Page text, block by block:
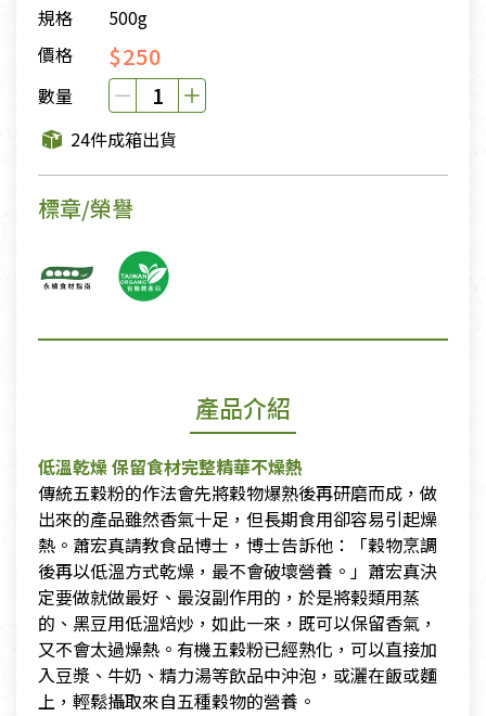
規格
500g
價格
$250
數量
24件成箱出貨
標章/榮譽
產品介紹
低溫乾燥 保留食材完整精華不燥熱
​傳統五穀粉的作法會先將穀物爆熟後再研磨而成，做
出來的產品雖然香氣十足，但長期食用卻容易引起燥
熱。蕭宏真請教食品博士，博士告訴他：「穀物烹調
後再以低溫方式乾燥，最不會破壞營養。」蕭宏真決
定要做就做最好、最沒副作用的，於是將榖類用蒸
的、黑豆用低溫焙炒，如此一來，既可以保留香氣，
又不會太過燥熱。有機五穀粉已經熟化，可以直接加
入豆漿、牛奶、精力湯等飲品中沖泡，或灑在飯或麵
上，輕鬆攝取來自五種穀物的營養。